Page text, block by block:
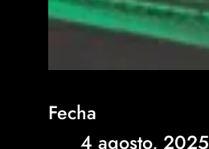
Fecha
4 agosto, 2025